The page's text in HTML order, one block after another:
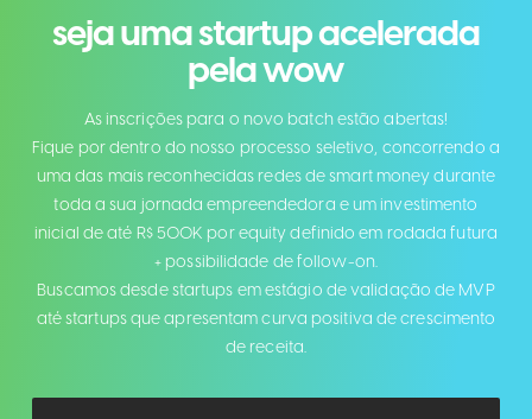
seja uma startup acelerada
pela wow
As inscrições para o novo batch estão abertas!
Fique por dentro do nosso processo seletivo, concorrendo a
uma das mais reconhecidas redes de smart money durante
toda a sua jornada empreendedora e um investimento
inicial de até R$ 500K por equity definido em rodada futura
+ possibilidade de follow-on.
Buscamos desde startups em estágio de validação de MVP
até startups que apresentam curva positiva de crescimento
de receita.